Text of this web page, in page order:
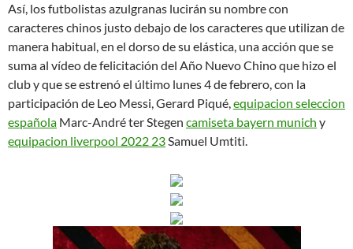
Así, los futbolistas azulgranas lucirán su nombre con
caracteres chinos justo debajo de los caracteres que utilizan de
manera habitual, en el dorso de su elástica, una acción que se
suma al vídeo de felicitación del Año Nuevo Chino que hizo el
club y que se estrenó el último lunes 4 de febrero, con la
participación de Leo Messi, Gerard Piqué,equipacion seleccion
española Marc-André ter Stegen camiseta bayern munich y
equipacion liverpool 2022 23Samuel Umtiti.